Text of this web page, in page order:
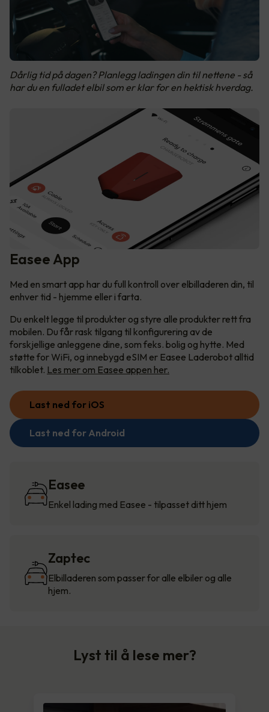
Dårlig tid på dagen? Planlegg ladingen din til nettene - så
har du en fulladet elbil som er klar for en hektisk hverdag.
Easee App
Med en smart app har du full kontroll over elbilladeren din, til
enhver tid - hjemme eller i farta.
Du enkelt legge til produkter og styre alle produkter rett fra
mobilen. Du får rask tilgang til konfigurering av de
forskjellige anleggene dine, som feks. bolig og hytte. Med
støtte for WiFi, og innebygd eSIM er Easee Laderobot alltid
tilkoblet. Les mer om Easee appen her.
Last ned for iOS
Last ned for Android
Easee
Enkel lading med Easee - tilpasset ditt hjem
Zaptec
Elbilladeren som passer for alle elbiler og alle
hjem.
Lyst til å lese mer?